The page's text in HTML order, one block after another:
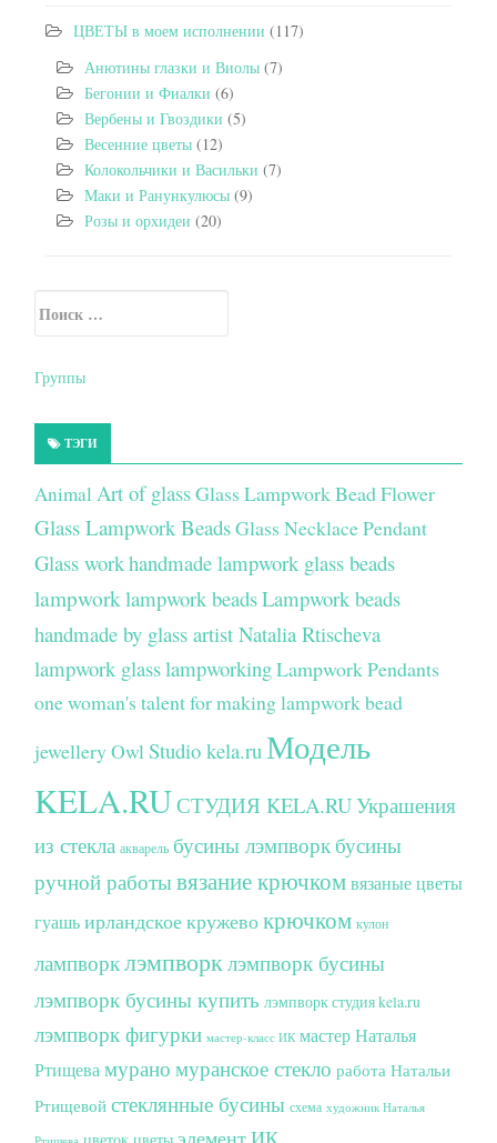
ЦВЕТЫ в моем исполнении (117)
Анютины глазки и Виолы (7)
Бегонии и Фиалки (6)
Вербены и Гвоздики (5)
Весенние цветы (12)
Колокольчики и Васильки (7)
Маки и Ранункулюсы (9)
Розы и орхидеи (20)
Secondary Sidebar
Группы
ТЭГИ
Animal Art of glassGlass Lampwork Bead Flower
Glass Lampwork BeadsGlass Necklace Pendant
Glass workhandmade lampwork glass beads
lampworklampwork beadsLampwork beads
handmade by glass artist Natalia Rtischeva
lampwork glasslampworkingLampwork Pendants
one woman's talent for making lampwork bead
jewelleryOwlStudio kela.ru Модель
KELA.RUСТУДИЯ KELA.RUУкрашения
из стекла акварель бусины лэмпворк бусины
ручной работывязание крючкомвязаные цветы
гуашьирландское кружевокрючком кулон
лампворклэмпворклэмпворк бусины
лэмпворк бусины купить лэмпворк студия kela.ru
лэмпворк фигурки мастер-класс ИК мастер Наталья
Ртищевамурано муранское стекло работа Натальи
Ртищевой стеклянные бусины схема художник Наталья
элемент ИК